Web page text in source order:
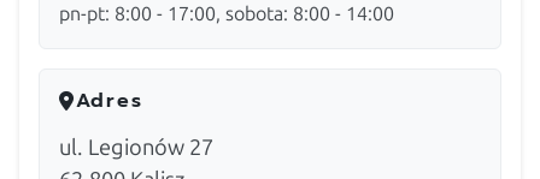
pn-pt: 8:00 - 17:00, sobota: 8:00 - 14:00
Adres
ul. Legionów 27